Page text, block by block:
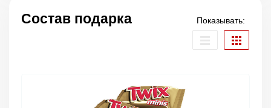
Состав подарка Показывать: